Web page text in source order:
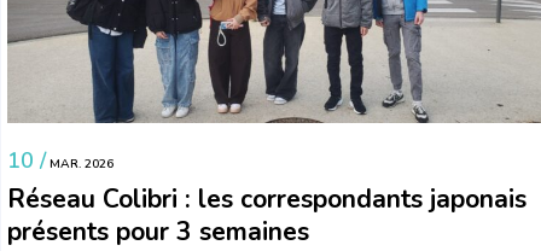
10 / MAR. 2026
Réseau Colibri : les correspondants japonais
présents pour 3 semaines